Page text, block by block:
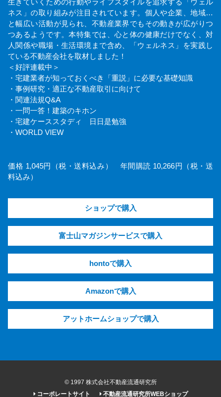
生きていくための行動やライフスタイルを追求する「ウェル
ネス」の取り組みが注目されています。個人や企業、地域…
と幅広い活動が見られ、不動産業界でもその動きが広がりつ
つあるようです。本特集では、心と体の健康だけでなく、対
人関係や職場・生活環境まで含め、「ウェルネス」を実践し
ている不動産会社を取材しました！
＜好評連載中＞
・宅建業者が知っておくべき「重説」に必要な基礎知識
・事例研究・適正な不動産取引に向けて
・関連法規Q&A
・一問一答！建築のキホン
・宅建ケーススタディ 日日是勉強
・WORLD VIEW
価格 1,045円（税・送料込み） 年間購読 10,266円（税・送
料込み）
ショップで購入
富士山マガジンサービスで購入
hontoで購入
Amazonで購入
アットホームショップで購入
© 1997 株式会社不動産流通研究所
コーポレートサイト
不動産流通研究所WEBショップ